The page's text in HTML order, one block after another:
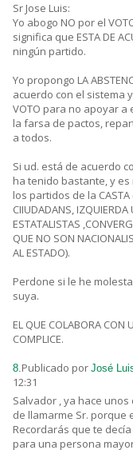
Sr Jose Luis:
Yo abogo NO por el
significa que ESTA DE
ningún partido.
Yo propongo LA
acuerdo con el sistema
VOTO para no apoyar
la farsa de pactos,
a todos.
Si ud. está de acuerdo
ha tenido bastante, y
los partidos de la CASTA
CIIUDADANS, IZQUIERDA
ESTATALISTAS
QUE NO SON
AL ESTADO).
Perdone si le he
suya.
EL QUE COLABORA CON
COMPLICE.
8.Publicado por José
12:31
Salvador , ya hace
de llamarme Sr. porque
Recordarás que te
para una persona